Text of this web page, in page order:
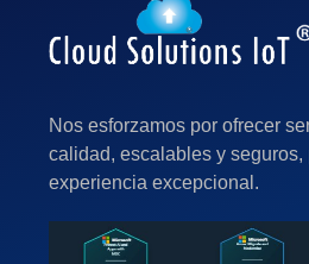
Nos esforzamos por ofrecer
calidad, escalables y seguros,
experiencia excepcional.